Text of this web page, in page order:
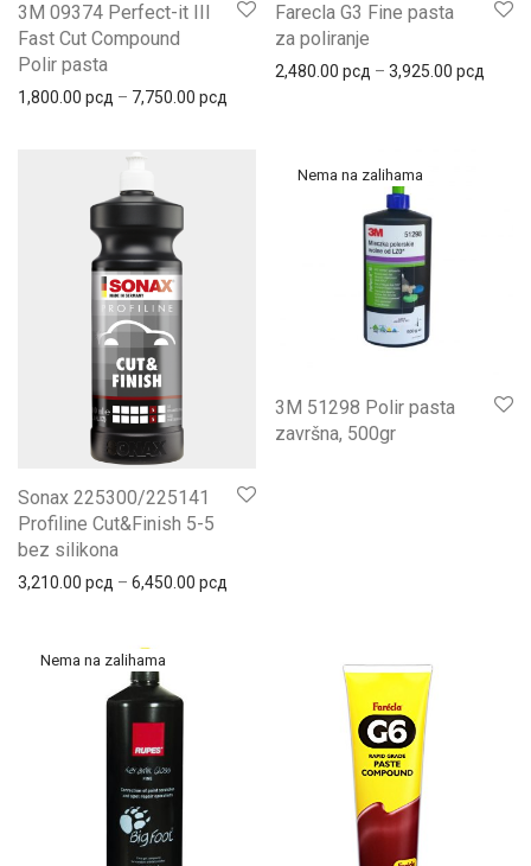
3M 09374 Perfect-it III
Fast Cut Compound
Polir pasta
1,800.00 рсд – 7,750.00 рсд
Farecla G3 Fine pasta
za poliranje
2,480.00 рсд – 3,925.00 рсд
Sonax 225300/225141
Profiline Cut&Finish 5-5
bez silikona
3,210.00 рсд – 6,450.00 рсд
3M 51298 Polir pasta
završna, 500gr